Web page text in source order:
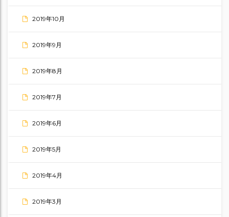
2019年10月
2019年9月
2019年8月
2019年7月
2019年6月
2019年5月
2019年4月
2019年3月